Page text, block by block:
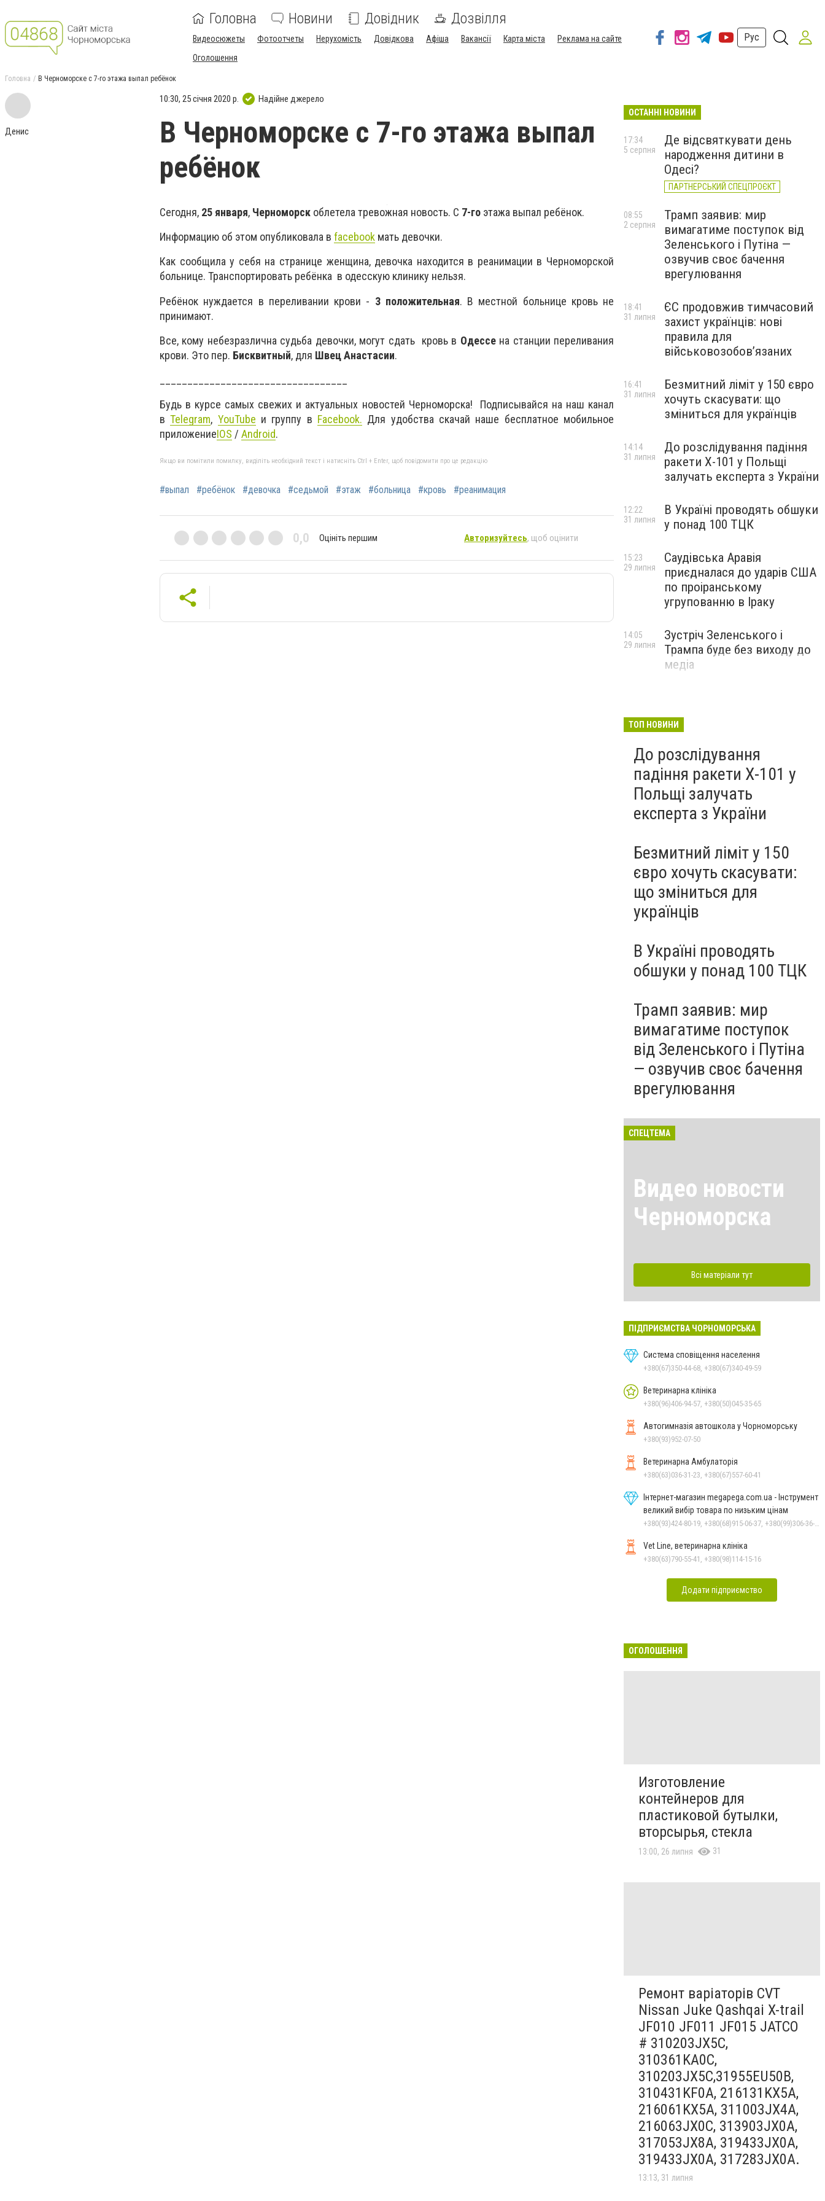
Головна Новини Довідник Дозвілля
Видеосюжеты Фотоотчеты Нерухомість Довідкова Афіша Вакансії Карта міста
Реклама на сайте
Оголошення
Рус
Головна В Черноморске с 7-го этажа выпал ребёнок
Денис
10:30, 25 січня 2020 р. Надійне джерело
В Черноморске с 7-го этажа выпал
ребёнок
Сегодня, 25 января, Черноморск облетела тревожная новость. С 7-го этажа выпал ребёнок.
Информацию об этом опубликовала в facebook мать девочки.
Как сообщила у себя на странице женщина, девочка находится в реанимации в Черноморской
больнице. Транспортировать ребёнка в одесскую клинику нельзя.
Ребёнок нуждается в переливании крови - 3 положительная. В местной больнице кровь не
принимают.
Все, кому небезразлична судьба девочки, могут сдать кровь в Одессена станции переливания
крови. Это пер. Бисквитный, для Швец Анастасии.
Будь в курсе самых свежих и актуальных новостей Черноморска! Подписывайся на наш канал
вTelegram, YouTube и группу в Facebook. Для удобства скачай наше бесплатное мобильное
приложениеIOS / Android.
Якщо ви помітили помилку, виділіть необхідний текст і натисніть Ctrl + Enter, щоб повідомити про це редакцію
#выпал #ребёнок #девочка #седьмой #этаж #больница #кровь #реанимация
0,0 Оцініть першим Авторизуйтесь, щоб оцінити
ОСТАННІ НОВИНИ
Де відсвяткувати день
народження дитини в
Одесі?
ПАРТНЕРСЬКИЙ СПЕЦПРОЄКТ
17:34
5 серпня
Трамп заявив: мир
вимагатиме поступок від
Зеленського і Путіна —
озвучив своє бачення
врегулювання
08:55
2 серпня
ЄС продовжив тимчасовий
захист українців: нові
правила для
військовозобов’язаних
18:41
31 липня
Безмитний ліміт у 150 євро
хочуть скасувати: що
зміниться для українців
16:41
31 липня
До розслідування падіння
ракети Х-101 у Польщі
залучать експерта з України
14:14
31 липня
В Україні проводять обшуки
у понад 100 ТЦК
12:22
31 липня
Саудівська Аравія
приєдналася до ударів США
по проіранському
угрупованню в Іраку
15:23
29 липня
Зустріч Зеленського і
Трампа буде без виходу до
медіа
14:05
29 липня
ТОП НОВИНИ
До розслідування
падіння ракети Х-101 у
Польщі залучать
експерта з України
Безмитний ліміт у 150
євро хочуть скасувати:
що зміниться для
українців
В Україні проводять
обшуки у понад 100 ТЦК
Трамп заявив: мир
вимагатиме поступок
від Зеленського і Путіна
— озвучив своє бачення
врегулювання
СПЕЦТЕМА
Видео новости
Черноморска
Всі матеріали тут
ПІДПРИЄМСТВА ЧОРНОМОРСЬКА
Система сповіщення населення
+380(67)350-44-68, +380(67)340-49-59
Ветеринарна клініка
+380(96)406-94-57, +380(50)045-35-65
Автогимназія автошкола у Чорноморську
+380(93)952-07-50
Ветеринарна Амбулаторія
+380(63)036-31-23, +380(67)557-60-41
Інтернет-магазин megapega.com.ua - Інструмент
великий вибір товара по низьким цінам
Vet Line, ветеринарна клініка
+380(63)790-55-41, +380(98)114-15-16
Додати підприємство
ОГОЛОШЕННЯ
Изготовление
контейнеров для
пластиковой бутылки,
вторсырья, стекла
13:00, 26 липня 31
Ремонт варіаторів CVT
Nissan Juke Qashqai X-trail
JF010 JF011 JF015 JATCO
# 310203JX5C,
310361KA0C,
310203JX5C,31955EU50B,
310431KF0A, 216131KX5A,
216061KX5A, 311003JX4A,
216063JX0C, 313903JX0A,
317053JX8A, 319433JX0A,
319433JX0A, 317283JX0A.
13:13, 31 липня